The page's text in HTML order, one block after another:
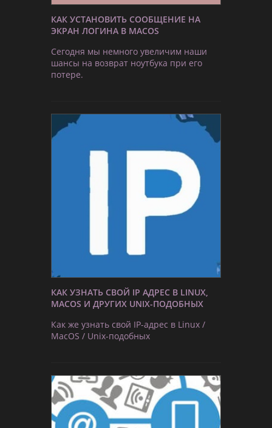
КАК УСТАНОВИТЬ СООБЩЕНИЕ НА
ЭКРАН ЛОГИНА В MACOS
Сегодня мы немного увеличим наши
шансы на возврат ноутбука при его
потере.
КАК УЗНАТЬ СВОЙ IP АДРЕС В LINUX,
MACOS И ДРУГИХ UNIX-ПОДОБНЫХ
Как же узнать свой IP-адрес в Linux /
MacOS / Unix-подобных